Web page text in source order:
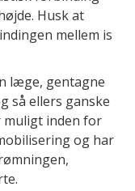
Husk at
mellem is
læge, gentagne
så ellers ganske
inden for
og har